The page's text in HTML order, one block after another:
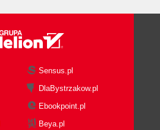
Sensus.pl
DlaBystrzakow.pl
Ebookpoint.pl
Beya.pl